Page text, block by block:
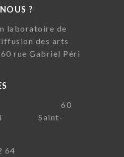
?
laboratoire de
des arts
rue Gabriel Péri
60
Saint-
43 72 64